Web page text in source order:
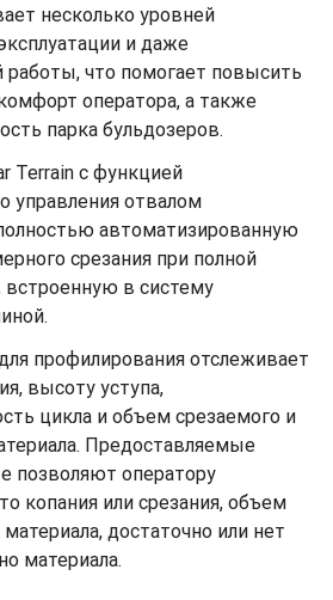
несколько уровней
и даже
работы, что помогает повысить
оператора, а также
парка бульдозеров.
Terrain с функцией
управления отвалом
автоматизированную
срезания при полной
встроенную в систему
профилирования отслеживает
высоту уступа,
цикла и объем срезаемого и
Предоставляемые
позволяют оператору
копания или срезания, объем
достаточно или нет
материала.